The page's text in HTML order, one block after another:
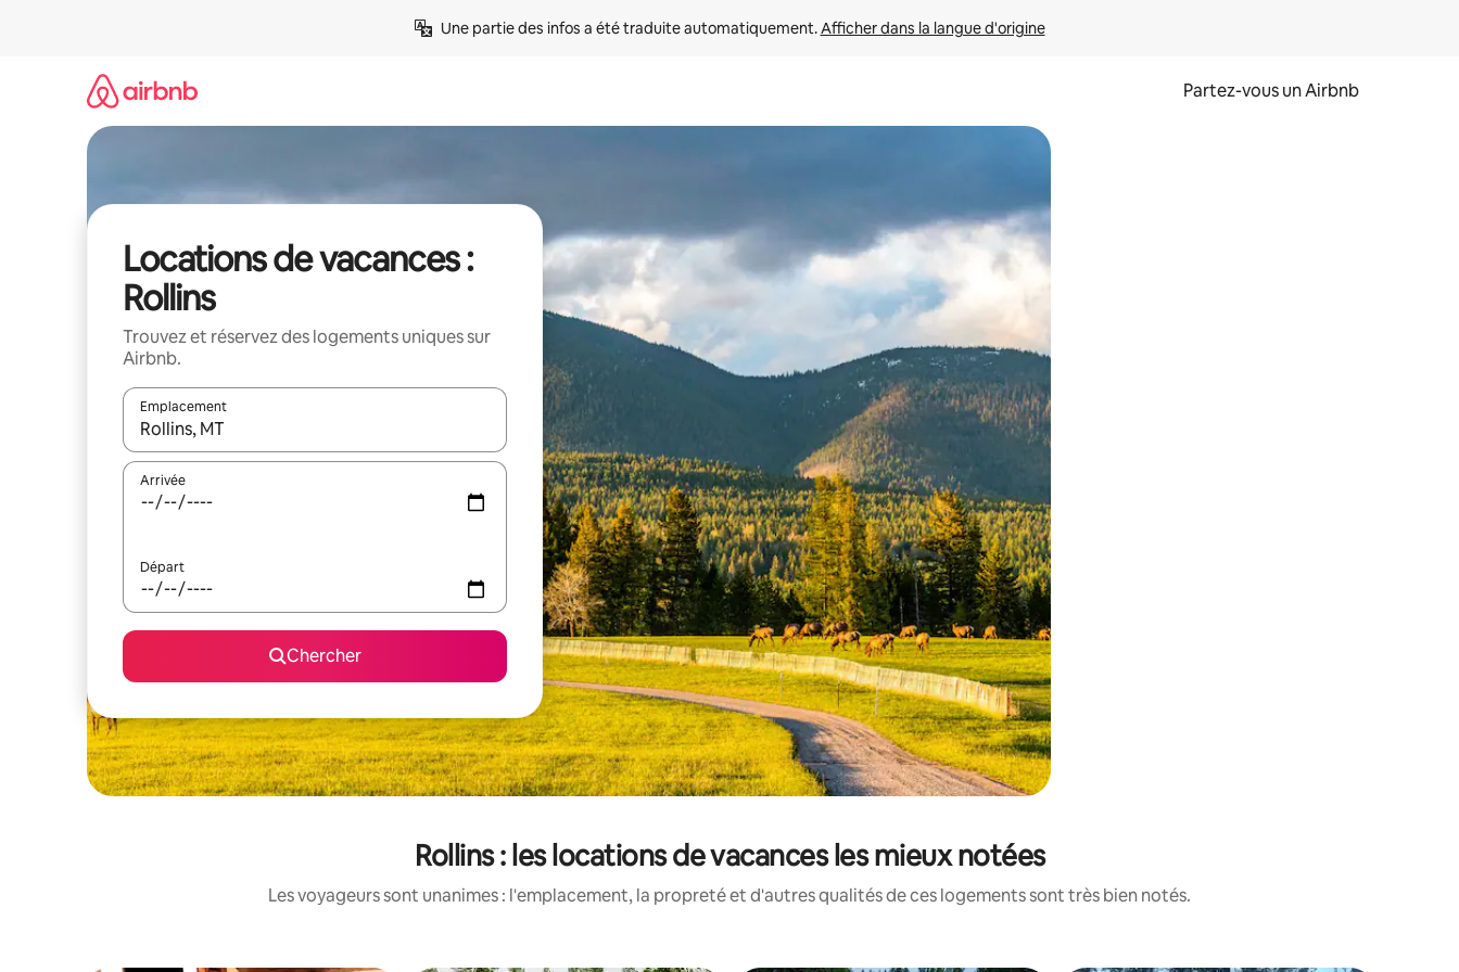
Une partie des infos a été traduite automatiquement. Afficher dans la langue d'origine
Partez-vous un Airbnb
Locations de vacances :
Rollins
Trouvez et réservez des logements uniques sur
Airbnb.
Emplacement
Quand les résultats sont affichés, parcourez-les en utilisant les flèches vers le haut et vers le bas, ou en appuyant dessus et en les faisant glisser.
Arrivée
Départ
Chercher
Rollins : les locations de vacances les mieux notées
Les voyageurs sont unanimes : l'emplacement, la propreté et d'autres qualités de ces logements sont très bien notés.